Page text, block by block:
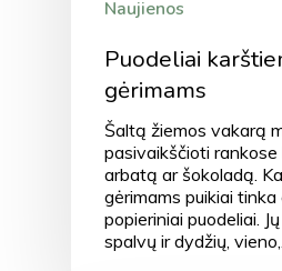
Naujienos
Puodeliai
gėrimams
Šaltą žiemos vakarą
pasivaikščioti
arbatą ar šokoladą.
gėrimams puikiai tinka
popieriniai puodeliai.
spalvų ir dydžių, vieno,…